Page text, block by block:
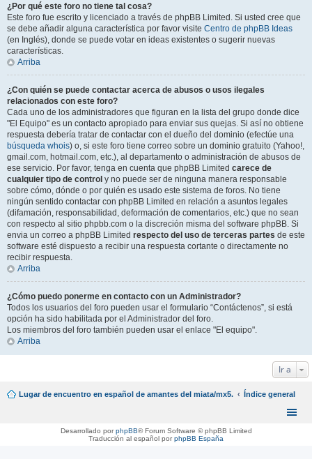
¿Por qué este foro no tiene tal cosa?
Este foro fue escrito y licenciado a través de phpBB Limited. Si usted cree que
se debe añadir alguna característica por favor visite Centro de phpBB Ideas
(en Inglés), donde se puede votar en ideas existentes o sugerir nuevas
características.
Arriba
¿Con quién se puede contactar acerca de abusos o usos ilegales
relacionados con este foro?
Cada uno de los administradores que figuran en la lista del grupo donde dice
"El Equipo" es un contacto apropiado para enviar sus quejas. Si así no obtiene
respuesta debería tratar de contactar con el dueño del dominio (efectúe una
búsqueda whois) o, si este foro tiene correo sobre un dominio gratuito (Yahoo!,
gmail.com, hotmail.com, etc.), al departamento o administración de abusos de
ese servicio. Por favor, tenga en cuenta que phpBB Limited carece de
cualquier tipo de control y no puede ser de ninguna manera responsable
sobre cómo, dónde o por quién es usado este sistema de foros. No tiene
ningún sentido contactar con phpBB Limited en relación a asuntos legales
(difamación, responsabilidad, deformación de comentarios, etc.) que no sean
con respecto al sitio phpbb.com o la discreción misma del software phpBB. Si
envia un correo a phpBB Limited respecto del uso de terceras partes de este
software esté dispuesto a recibir una respuesta cortante o directamente no
recibir respuesta.
Arriba
¿Cómo puedo ponerme en contacto con un Administrador?
Todos los usuarios del foro pueden usar el formulario “Contáctenos”, si está
opción ha sido habilitada por el Administrador del foro.
Los miembros del foro también pueden usar el enlace "El equipo".
Arriba
Ir a
Lugar de encuentro en español de amantes del miata/mx5. Índice general
Desarrollado porphpBB® Forum Software © phpBB Limited
Traducción al español porphpBB España